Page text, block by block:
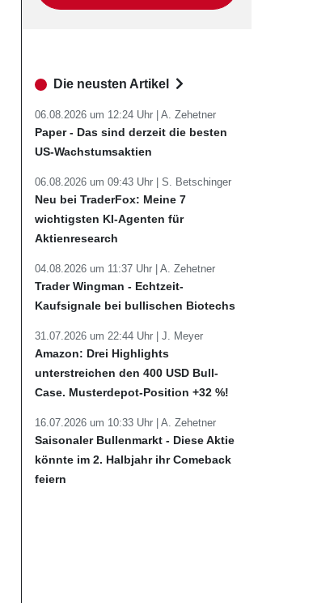
Die neusten Artikel
06.08.2026 um 12:24 Uhr | A. Zehetner
Paper - Das sind derzeit die besten
US-Wachstumsaktien
06.08.2026 um 09:43 Uhr | S. Betschinger
Neu bei TraderFox: Meine 7
wichtigsten KI-Agenten für
Aktienresearch
04.08.2026 um 11:37 Uhr | A. Zehetner
Trader Wingman - Echtzeit-
Kaufsignale bei bullischen Biotechs
31.07.2026 um 22:44 Uhr | J. Meyer
Amazon: Drei Highlights
unterstreichen den 400 USD Bull-
Case. Musterdepot-Position +32 %!
16.07.2026 um 10:33 Uhr | A. Zehetner
Saisonaler Bullenmarkt - Diese Aktie
könnte im 2. Halbjahr ihr Comeback
feiern